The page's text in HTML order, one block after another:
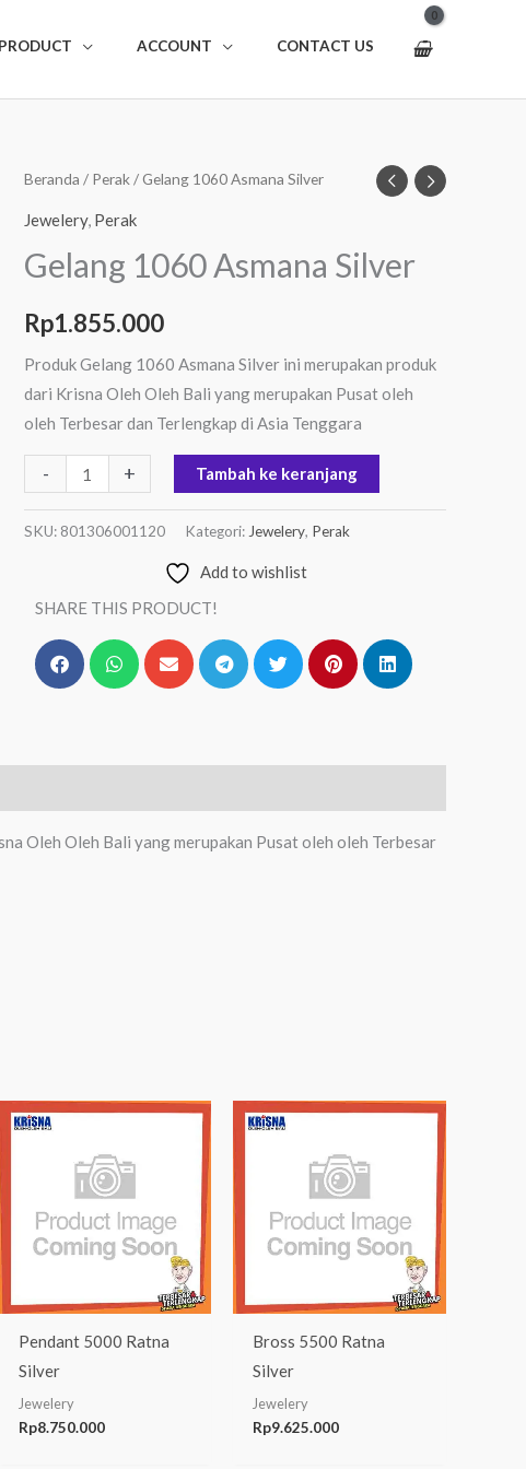
ACCOUNT CONTACT US
Beranda / Perak/ Gelang 1060 Asmana Silver
Jewelery, Perak
Gelang 1060 Asmana Silver
Rp1.855.000
Produk Gelang 1060 Asmana Silver ini merupakan produk
dari Krisna Oleh Oleh Bali yang merupakan Pusat oleh
oleh Terbesar dan Terlengkap di Asia Tenggara
-
Kuantitas
Asmana
+ Tambah ke keranjang
SKU: 801306001120 Kategori: Jewelery, Perak
Add to wishlist
SHARE THIS PRODUCT!
Oleh Oleh Bali yang merupakan Pusat oleh oleh Terbesar
Pendant 5000 Ratna
Silver
Jewelery
Rp8.750.000
Bross 5500 Ratna
Silver
Jewelery
Rp9.625.000